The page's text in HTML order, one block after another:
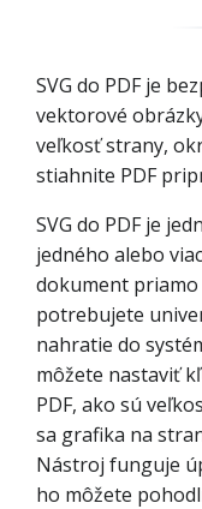
SVG do PDF je
vektorové
veľkosť strany,
stiahnite PDF
SVG do PDF je
jedného alebo
dokument priamo
potrebujete
nahratie do
môžete nastaviť
PDF, ako sú
sa grafika na
Nástroj funguje
ho môžete